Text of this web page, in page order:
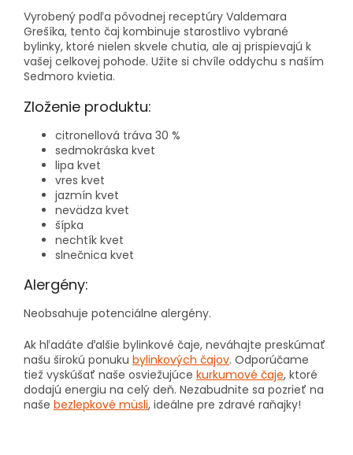
Vyrobený podľa pôvodnej receptúry Valdemara
Grešíka, tento čaj kombinuje starostlivo vybrané
bylinky, ktoré nielen skvele chutia, ale aj prispievajú k
vašej celkovej pohode. Užite si chvíle oddychu s naším
Sedmoro kvietia.
Zloženie produktu:
citronellová tráva 30 %
sedmokráska kvet
lipa kvet
vres kvet
jazmín kvet
nevädza kvet
šípka
nechtík kvet
slnečnica kvet
Alergény:
Neobsahuje potenciálne alergény.
Ak hľadáte ďalšie bylinkové čaje, neváhajte preskúmať
našu širokú ponuku bylinkových čajov. Odporúčame
tiež vyskúšať naše osviežujúce kurkumové čaje, ktoré
dodajú energiu na celý deň. Nezabudnite sa pozrieť na
naše bezlepkové müsli, ideálne pre zdravé raňajky!